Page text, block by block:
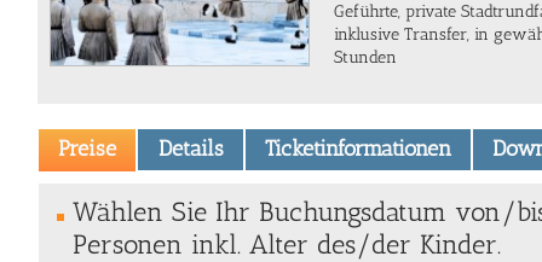
Geführte, private
inklusive Transfer, in
Stunden
Preise Details Ticketinformationen
Wählen Sie Ihr Buchungsdatum von/
Personen inkl. Alter des/der Kinder.